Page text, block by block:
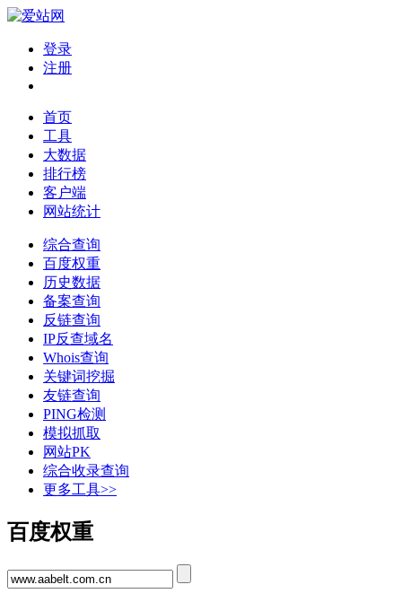
登录
注册
首页
工具
大数据
排行榜
客户端
网站统计
综合查询
百度权重
历史数据
备案查询
反链查询
IP反查域名
Whois查询
关键词挖掘
友链查询
PING检测
模拟抓取
网站PK
综合收录查询
更多工具>>
百度权重